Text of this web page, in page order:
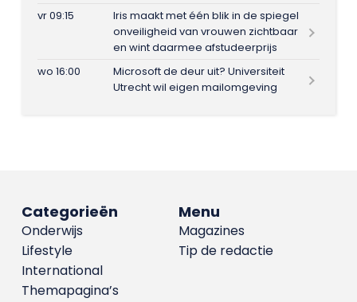
vr 09:15
Iris maakt met één blik in de spiegel
onveiligheid van vrouwen zichtbaar
en wint daarmee afstudeerprijs
wo 16:00
Microsoft de deur uit? Universiteit
Utrecht wil eigen mailomgeving
Menu
Magazines
Tip de redactie
Categorieën
Onderwijs
Lifestyle
International
Themapagina’s